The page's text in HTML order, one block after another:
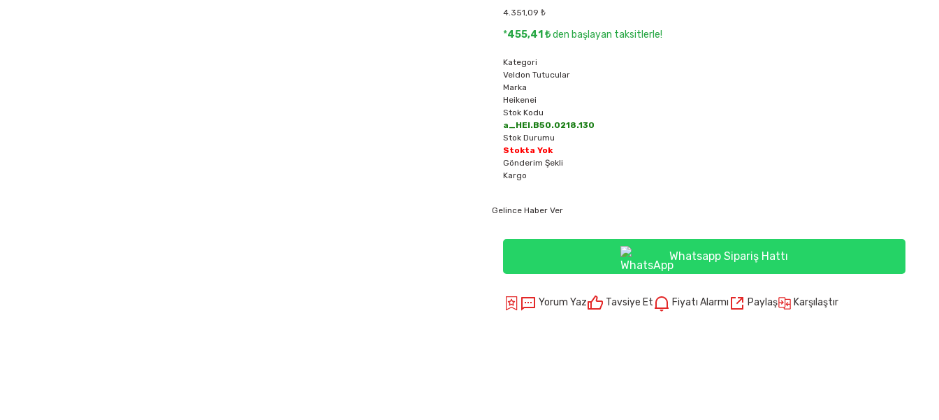
4.351,09 ₺
*455,41 ₺den başlayan taksitlerle!
Kategori
Veldon Tutucular
Marka
Heikenei
Stok Kodu
a_HEI.B50.0218.130
Stok Durumu
Stokta Yok
Gönderim Şekli
Kargo
Gelince Haber Ver
Whatsapp Sipariş Hattı
Yorum Yaz Tavsiye Et Fiyatı Alarmı Paylaş Karşılaştır